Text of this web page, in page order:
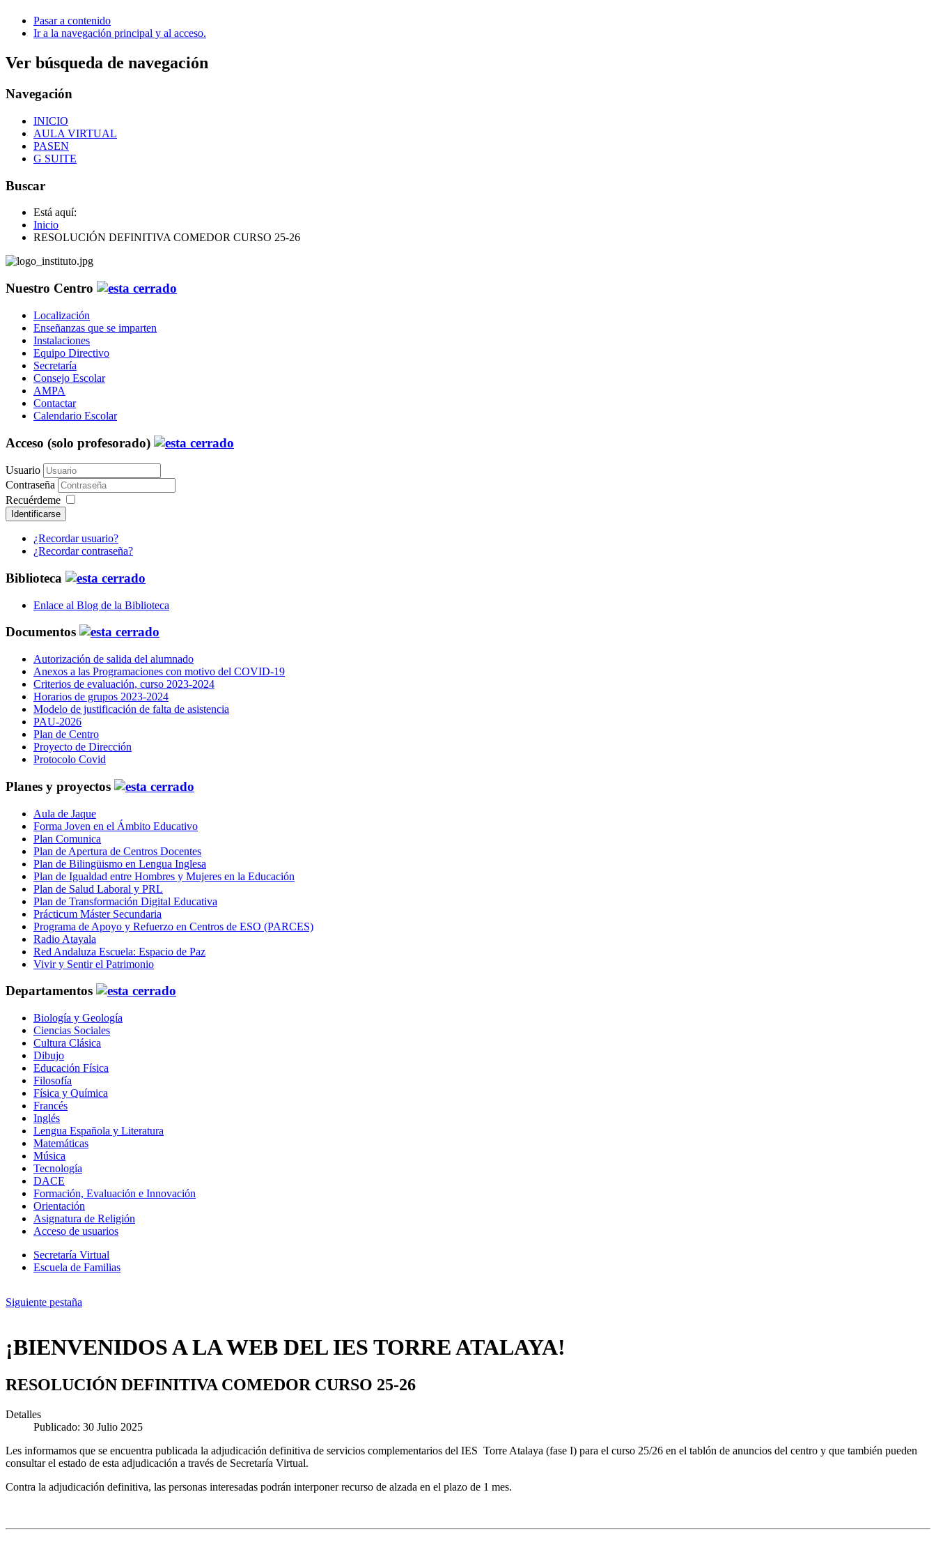
Pasar a contenido
Ir a la navegación principal y al acceso.
Ver búsqueda de navegación
Navegación
INICIO
AULA VIRTUAL
PASEN
G SUITE
Buscar
Está aquí:
Inicio
RESOLUCIÓN DEFINITIVA COMEDOR CURSO 25-26
Nuestro Centro
Localización
Enseñanzas que se imparten
Instalaciones
Equipo Directivo
Secretaría
Consejo Escolar
AMPA
Contactar
Calendario Escolar
Acceso (solo profesorado)
Usuario
Contraseña
Recuérdeme
Identificarse
¿Recordar usuario?
¿Recordar contraseña?
Biblioteca
Enlace al Blog de la Biblioteca
Documentos
Autorización de salida del alumnado
Anexos a las Programaciones con motivo del COVID-19
Criterios de evaluación, curso 2023-2024
Horarios de grupos 2023-2024
Modelo de justificación de falta de asistencia
PAU-2026
Plan de Centro
Proyecto de Dirección
Protocolo Covid
Planes y proyectos
Aula de Jaque
Forma Joven en el Ámbito Educativo
Plan Comunica
Plan de Apertura de Centros Docentes
Plan de Bilingüismo en Lengua Inglesa
Plan de Igualdad entre Hombres y Mujeres en la Educación
Plan de Salud Laboral y PRL
Plan de Transformación Digital Educativa
Prácticum Máster Secundaria
Programa de Apoyo y Refuerzo en Centros de ESO (PARCES)
Radio Atayala
Red Andaluza Escuela: Espacio de Paz
Vivir y Sentir el Patrimonio
Departamentos
Biología y Geología
Ciencias Sociales
Cultura Clásica
Dibujo
Educación Física
Filosofía
Física y Química
Francés
Inglés
Lengua Española y Literatura
Matemáticas
Música
Tecnología
DACE
Formación, Evaluación e Innovación
Orientación
Asignatura de Religión
Acceso de usuarios
Secretaría Virtual
Escuela de Familias
Siguiente pestaña
¡BIENVENIDOS A LA WEB DEL IES TORRE ATALAYA!
RESOLUCIÓN DEFINITIVA COMEDOR CURSO 25-26
Detalles
Publicado: 30 Julio 2025
Les informamos que se encuentra publicada la adjudicación definitiva de servicios complementarios del IES Torre Atalaya (fase I) para el curso 25/26 en el tablón de anuncios del centro y que también pueden
consultar el estado de esta adjudicación a través de Secretaría Virtual.
Contra la adjudicación definitiva, las personas interesadas podrán interponer recurso de alzada en el plazo de 1 mes.